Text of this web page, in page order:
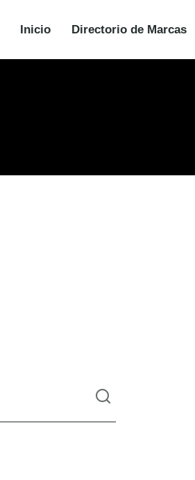
Inicio Directorio de Marcas